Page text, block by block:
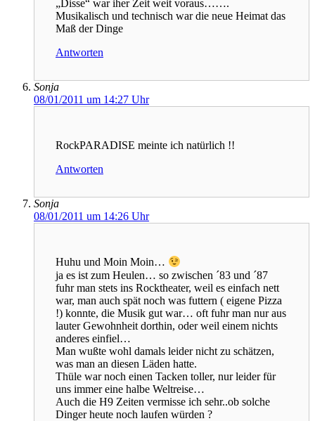
„Disse“ war iher Zeit weit voraus…….
Musikalisch und technisch war die neue Heimat das
Maß der Dinge
Antworten
Sonja
08/01/2011 um 14:27 Uhr
RockPARADISE meinte ich natürlich !!
Antworten
Sonja
08/01/2011 um 14:26 Uhr
Huhu und Moin Moin…
ja es ist zum Heulen… so zwischen ´83 und ´87
fuhr man stets ins Rocktheater, weil es einfach nett
war, man auch spät noch was futtern ( eigene Pizza
!) konnte, die Musik gut war… oft fuhr man nur aus
lauter Gewohnheit dorthin, oder weil einem nichts
anderes einfiel…
Man wußte wohl damals leider nicht zu schätzen,
was man an diesen Läden hatte.
Thüle war noch einen Tacken toller, nur leider für
uns immer eine halbe Weltreise…
Auch die H9 Zeiten vermisse ich sehr..ob solche
Dinger heute noch laufen würden ?